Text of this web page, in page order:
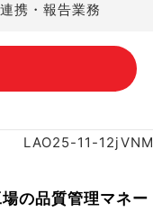
携・報告業務
LAO25-11-12jVNM
の品質管理マネー